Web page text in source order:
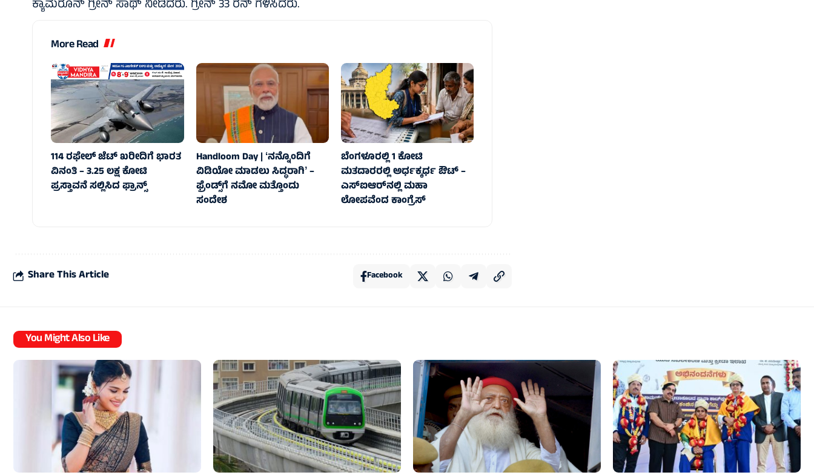
ಕ್ಯಾಮರೂನ್‌ ಗ್ರೀನ್‌ ಸಾಥ್‌ ನೀಡಿದರು. ಗ್ರೀನ್‌ 33 ರನ್‌ ಗಳಿಸಿದರು.
More Read
114 ರಫೇಲ್ ಜೆಟ್‌ ಖರೀದಿಗೆ ಭಾರತ
ವಿನಂತಿ – 3.25 ಲಕ್ಷ ಕೋಟಿ
ಪ್ರಸ್ತಾವನೆ ಸಲ್ಲಿಸಿದ ಫ್ರಾನ್ಸ್‌
Handloom Day | ʻನನ್ನೊಂದಿಗೆ
ವಿಡಿಯೋ ಮಾಡಲು ಸಿದ್ಧರಾಗಿʼ –
ಫ್ರೆಂಡ್ಸ್‌ಗೆ ನಮೋ ಮತ್ತೊಂದು
ಸಂದೇಶ
ಬೆಂಗಳೂರಲ್ಲಿ 1 ಕೋಟಿ
ಮತದಾರರಲ್ಲಿ ಅರ್ಧಕ್ಕರ್ಧ ಔಟ್ –
ಎಸ್‌ಐಆರ್‌ನಲ್ಲಿ ಮಹಾ
ಲೋಪವೆಂದ ಕಾಂಗ್ರೆಸ್
Share This Article Facebook
You Might Also Like